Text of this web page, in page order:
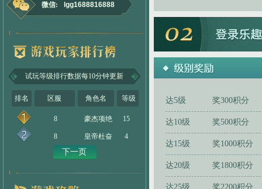
微信: lgg1688816888
试玩等级排行数据每10分钟更新
排名 区服 角色名 等级
8 豪杰项绝 15
8 皇帝杜奋 4
下一页
达5级 奖300积分
达10级 奖500积分
达15级 奖1000积分
达20级 奖1800积分
达25级 奖2200积分